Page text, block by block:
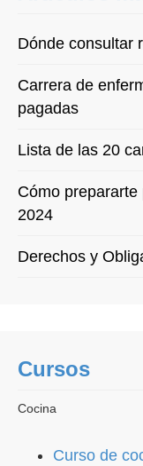
Dónde consultar
Carrera de
pagadas
Lista de las 20
Cómo
2024
Derechos y
Cursos
Cocina
Curso de